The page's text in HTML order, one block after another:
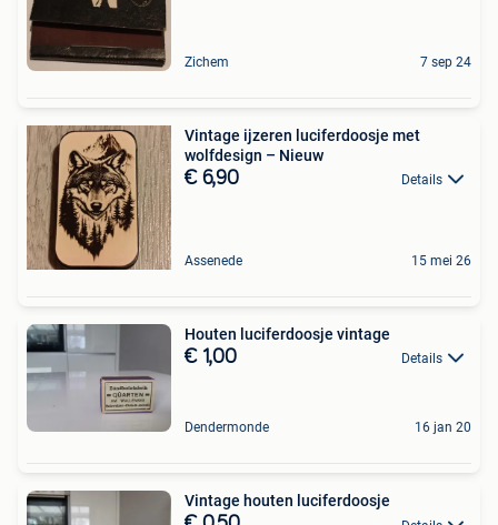
Zichem 7 sep 24
Vintage ijzeren luciferdoosje met
wolfdesign – Nieuw
€ 6,90 Details
Assenede 15 mei 26
Houten luciferdoosje vintage
€ 1,00 Details
Dendermonde 16 jan 20
Vintage houten luciferdoosje